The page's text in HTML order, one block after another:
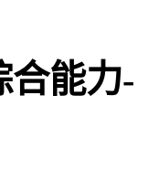
合能力-